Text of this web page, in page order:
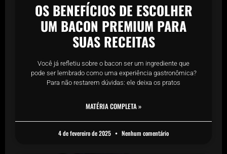
OS BENEFÍCIOS DE ESCOLHER
UM BACON PREMIUM PARA
SUAS RECEITAS
Você já refletiu sobre o bacon ser um ingrediente que
pode ser lembrado como uma experiência gastronômica?
Para não restarem dúvidas: ele deixa os pratos
MATÉRIA COMPLETA »
4 de fevereiro de 2025 Nenhum comentário